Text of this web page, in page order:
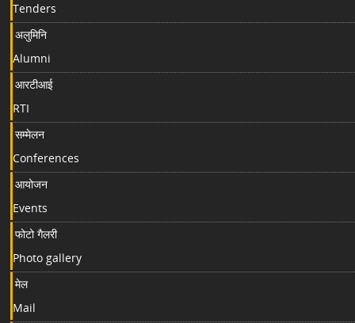
Tenders
अलुमिनि
Alumni
आरटीआई
RTI
सम्मेलन
Conferences
आयोजन
Events
फोटो गैलरी
Photo gallery
मेल
Mail